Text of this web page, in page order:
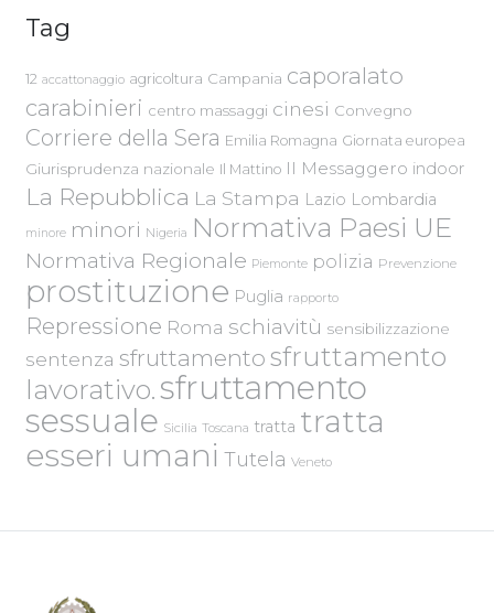
Tag
12 accattonaggio agricoltura Campania caporalato
carabinieri centro massaggi cinesi Convegno
Corriere della Sera Emilia Romagna Giornata europea
Giurisprudenza nazionale Il Mattino Il Messaggero indoor
La Repubblica La Stampa Lazio Lombardia
minore minori Nigeria Normativa Paesi UE
Normativa Regionale Piemonte polizia Prevenzione
prostituzione Puglia rapporto
Repressione Roma schiavitù sensibilizzazione
sentenza sfruttamento sfruttamento
lavorativo.sfruttamento
sessuale Sicilia Toscana tratta tratta
esseri umani Tutela Veneto